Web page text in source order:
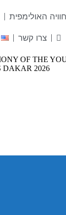
האולימפית
צרו קשר